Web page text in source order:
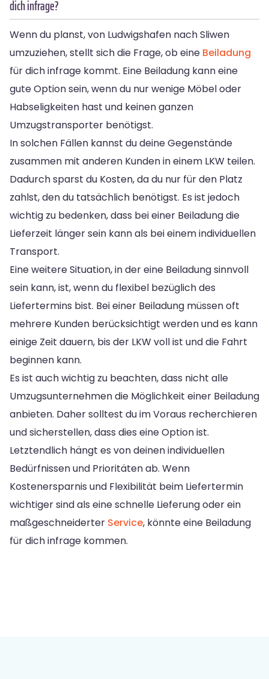
dich infrage?
Wenn du planst, von Ludwigshafen nach Sliwen
umzuziehen, stellt sich die Frage, ob eine Beiladung
für dich infrage kommt. Eine Beiladung kann eine
gute Option sein, wenn du nur wenige Möbel oder
Habseligkeiten hast und keinen ganzen
Umzugstransporter benötigst.
In solchen Fällen kannst du deine Gegenstände
zusammen mit anderen Kunden in einem LKW teilen.
Dadurch sparst du Kosten, da du nur für den Platz
zahlst, den du tatsächlich benötigst. Es ist jedoch
wichtig zu bedenken, dass bei einer Beiladung die
Lieferzeit länger sein kann als bei einem individuellen
Transport.
Eine weitere Situation, in der eine Beiladung sinnvoll
sein kann, ist, wenn du flexibel bezüglich des
Liefertermins bist. Bei einer Beiladung müssen oft
mehrere Kunden berücksichtigt werden und es kann
einige Zeit dauern, bis der LKW voll ist und die Fahrt
beginnen kann.
Es ist auch wichtig zu beachten, dass nicht alle
Umzugsunternehmen die Möglichkeit einer Beiladung
anbieten. Daher solltest du im Voraus recherchieren
und sicherstellen, dass dies eine Option ist.
Letztendlich hängt es von deinen individuellen
Bedürfnissen und Prioritäten ab. Wenn
Kostenersparnis und Flexibilität beim Liefertermin
wichtiger sind als eine schnelle Lieferung oder ein
maßgeschneiderter Service, könnte eine Beiladung
für dich infrage kommen.